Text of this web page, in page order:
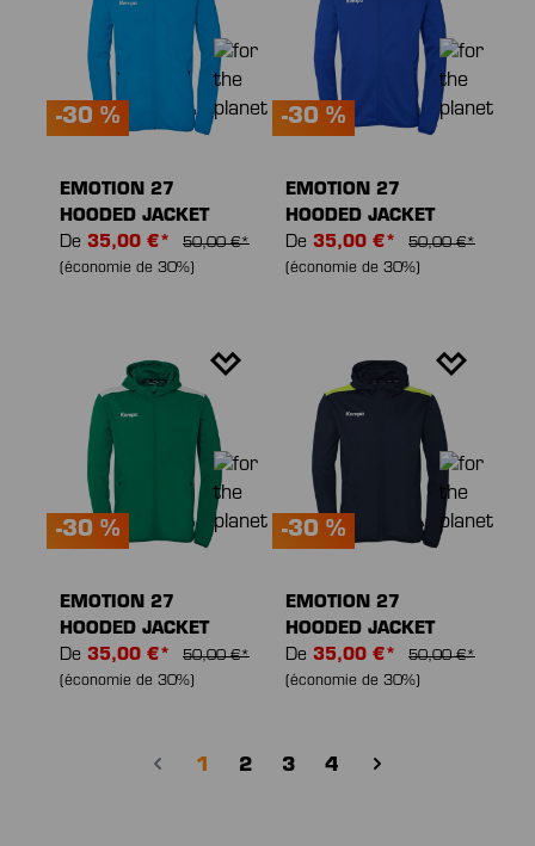
-30 %
EMOTION 27
HOODED JACKET
De 35,00 €*
50,00 €*
(économie de 30%)
-30 %
EMOTION 27
HOODED JACKET
De 35,00 €*
50,00 €*
(économie de 30%)
-30 %
EMOTION 27
HOODED JACKET
De 35,00 €*
50,00 €*
(économie de 30%)
-30 %
EMOTION 27
HOODED JACKET
De 35,00 €*
50,00 €*
(économie de 30%)
Page
1 Page
2 Page
3 Page
4